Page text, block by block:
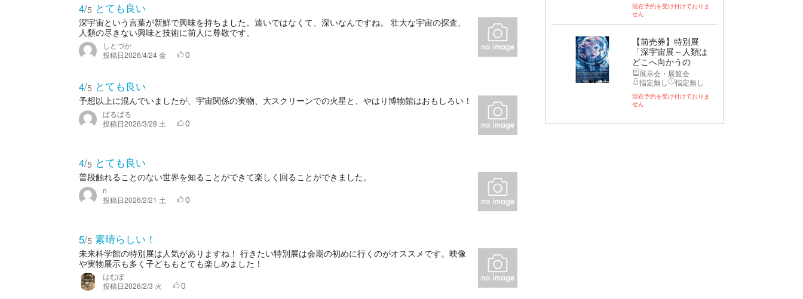
4/5 とても良い
深宇宙という言葉が新鮮で興味を持ちました。遠いではなくて、深いなんですね。 壮大な宇宙の探査、
人類の尽きない興味と技術に前人に尊敬です。
しとづか
投稿日2026/4/24 金 0
4/5 とても良い
予想以上に混んでいましたが、宇宙関係の実物、大スクリーンでの火星と、やはり博物館はおもしろい！
ぱるぱる
投稿日2026/3/28 土 0
4/5 とても良い
普段触れることのない世界を知ることができて楽しく回ることができました。
n
投稿日2026/2/21 土 0
5/5 素晴らしい！
未来科学館の特別展は人気がありますね！ 行きたい特別展は会期の初めに行くのがオススメです。映像
や実物展示も多く子どももとても楽しめました！
はむぽ
投稿日2026/2/3 火 0
現在予約を受け付けておりま
せん
【前売券】特別展
「深宇宙展～人類は
どこへ向かうの
か」...
展示会・展覧会
指定無し
指定無し
現在予約を受け付けておりま
せん